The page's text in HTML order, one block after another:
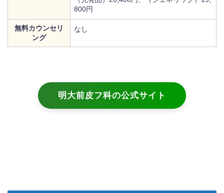
800円
無料カウンセリ
ング
なし
明大前皮フ科の公式サイト